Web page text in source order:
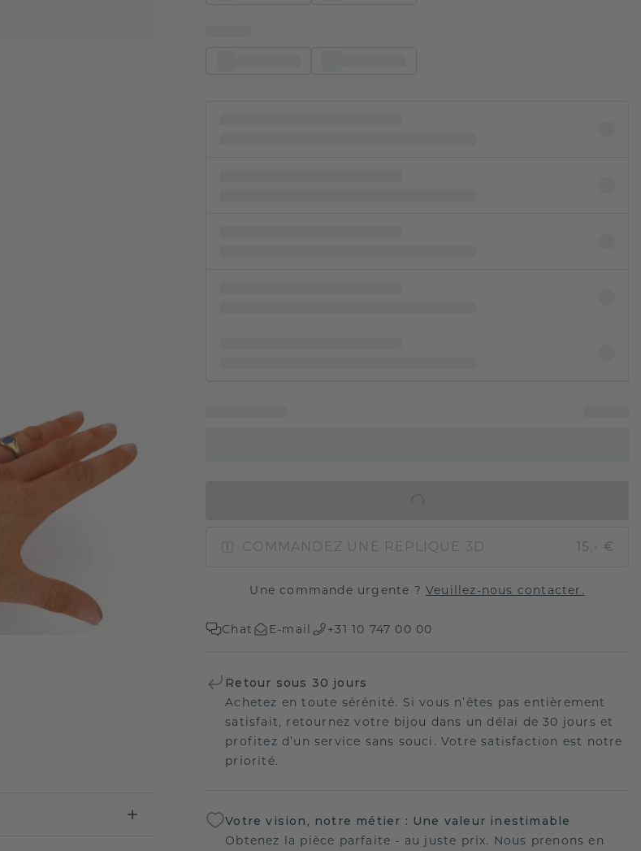
COMMANDEZ UNE RÉPLIQUE 3D 15,- €
Une commande urgente ? Veuillez-nous contacter.
Chat E-mail +31 10 747 00 00
Retour sous 30 jours
Achetez en toute sérénité. Si vous n’êtes pas entièrement
satisfait, retournez votre bijou dans un délai de 30 jours et
profitez d’un service sans souci. Votre satisfaction est notre
priorité.
Votre vision, notre métier : Une valeur inestimable
Obtenez la pièce parfaite - au juste prix. Nous prenons en